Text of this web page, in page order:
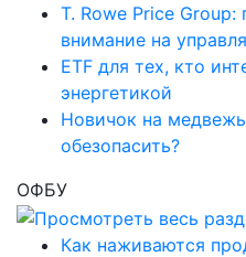
T. Rowe Price Group:
внимание на
ETF для тех, кто
энергетикой
Новичок на
обезопасить?
ОФБУ
Как наживаются